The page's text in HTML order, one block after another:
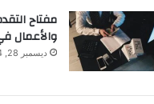
مفتاح
والأعمال
ديسمبر 28, 2024